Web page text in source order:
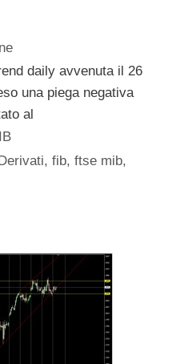
daily avvenuta il 26
una piega negativa
al
,fib,ftse mib,